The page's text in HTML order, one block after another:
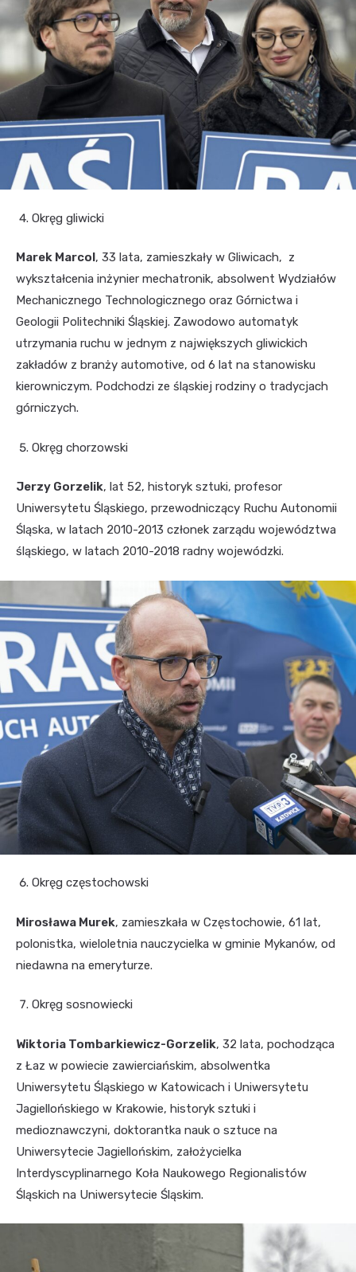
Okręg gliwicki
Marek Marcol , 33 lata, zamieszkały w Gliwicach, z
wykształcenia inżynier mechatronik, absolwent Wydziałów
Mechanicznego Technologicznego oraz Górnictwa i
Geologii Politechniki Śląskiej. Zawodowo automatyk
utrzymania ruchu w jednym z największych gliwickich
zakładów z branży automotive, od 6 lat na stanowisku
kierowniczym. Podchodzi ze śląskiej rodziny o tradycjach
górniczych.
Okręg chorzowski
Jerzy Gorzelik, lat 52, historyk sztuki, profesor
Uniwersytetu Śląskiego, przewodniczący Ruchu Autonomii
Śląska, w latach 2010-2013 członek zarządu województwa
śląskiego, w latach 2010-2018 radny wojewódzki.
Okręg częstochowski
Mirosława Murek, zamieszkała w Częstochowie, 61 lat,
polonistka, wieloletnia nauczycielka w gminie Mykanów, od
niedawna na emeryturze.
Okręg sosnowiecki
Wiktoria Tombarkiewicz-Gorzelik, 32 lata, pochodząca
z Łaz w powiecie zawierciańskim, absolwentka
Uniwersytetu Śląskiego w Katowicach i Uniwersytetu
Jagiellońskiego w Krakowie, historyk sztuki i
medioznawczyni, doktorantka nauk o sztuce na
Uniwersytecie Jagiellońskim, założycielka
Interdyscyplinarnego Koła Naukowego Regionalistów
Śląskich na Uniwersytecie Śląskim.